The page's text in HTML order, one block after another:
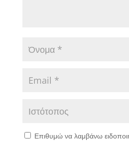
Επιθυμώ να λαμβάνω